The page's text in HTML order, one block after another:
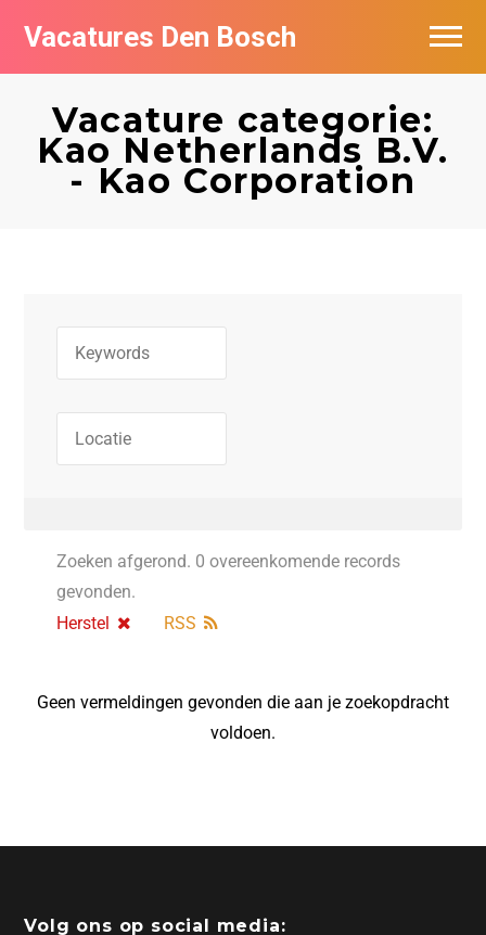
Vacatures Den Bosch
Vacature categorie:
Kao Netherlands B.V.
- Kao Corporation
Zoeken afgerond. 0 overeenkomende records
gevonden.
Herstel
RSS
Geen vermeldingen gevonden die aan je zoekopdracht
voldoen.
Volg ons op social media:
Vacatures per bedrijf in Den Bosch
De populairste vacatures in Den Bosch